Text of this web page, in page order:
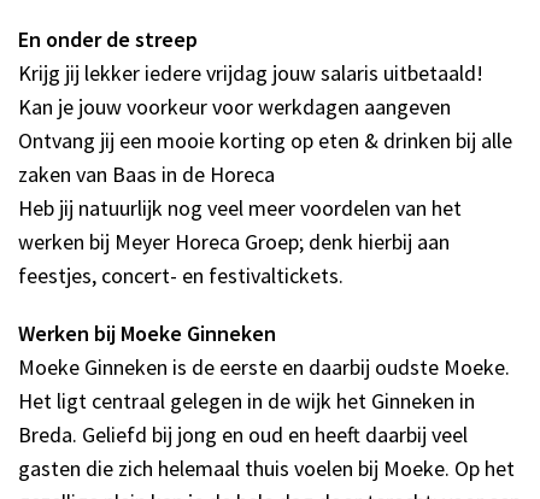
En onder de streep
Krijg jij lekker iedere vrijdag jouw salaris uitbetaald!
Kan je jouw voorkeur voor werkdagen aangeven
Ontvang jij een mooie korting op eten & drinken bij alle
zaken van Baas in de Horeca
Heb jij natuurlijk nog veel meer voordelen van het
werken bij Meyer Horeca Groep; denk hierbij aan
feestjes, concert- en festivaltickets.
Werken bij Moeke Ginneken
Moeke Ginneken is de eerste en daarbij oudste Moeke.
Het ligt centraal gelegen in de wijk het Ginneken in
Breda. Geliefd bij jong en oud en heeft daarbij veel
gasten die zich helemaal thuis voelen bij Moeke. Op het